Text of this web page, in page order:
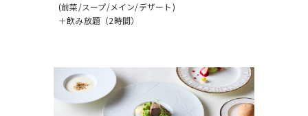
(前菜/スープ/メイン/デザート)
＋飲み放題（2時間）